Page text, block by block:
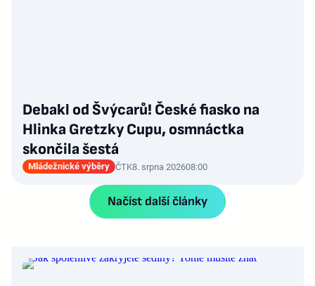
Debakl od Švýcarů! České fiasko na
Hlinka Gretzky Cupu, osmnáctka
skončila šestá
Mládežnické výběry ČTK8. srpna 202608:00
Načíst další články